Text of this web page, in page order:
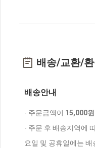
배송/교환/
배송안내
- 주문금액이 15,000
- 주문 후 배송지역에
요일 및 공휴일에는